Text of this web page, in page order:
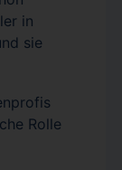
in
sie
Rolle